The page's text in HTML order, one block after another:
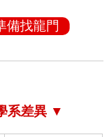
備找龍門
系差異 ▼